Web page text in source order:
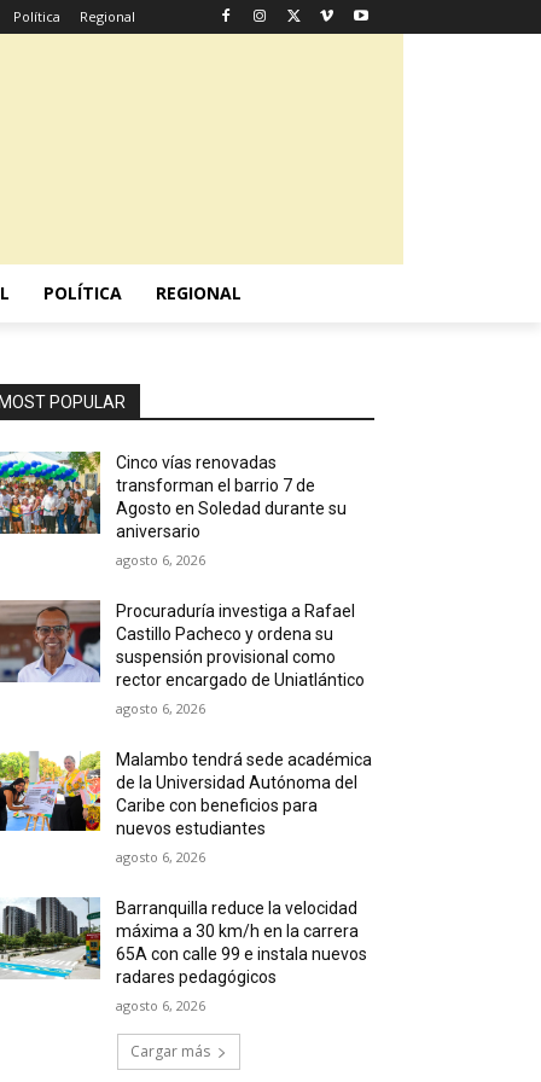
Política Regional
POLÍTICA REGIONAL
MOST POPULAR
Cinco vías renovadas
transforman el barrio 7 de
Agosto en Soledad durante su
aniversario
agosto 6, 2026
Procuraduría investiga a Rafael
Castillo Pacheco y ordena su
suspensión provisional como
rector encargado de Uniatlántico
agosto 6, 2026
Malambo tendrá sede académica
de la Universidad Autónoma del
Caribe con beneficios para
nuevos estudiantes
agosto 6, 2026
Barranquilla reduce la velocidad
máxima a 30 km/h en la carrera
65A con calle 99 e instala nuevos
radares pedagógicos
agosto 6, 2026
Cargar más